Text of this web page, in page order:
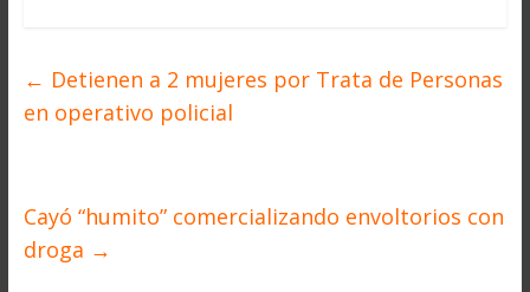
← Detienen a 2 mujeres por Trata de Personas
en operativo policial
Cayó “humito” comercializando envoltorios con
droga →